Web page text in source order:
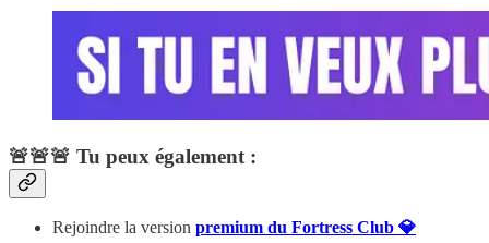
🚨🚨🚨 Tu peux également :
Rejoindre la version premium du Fortress Club 💎